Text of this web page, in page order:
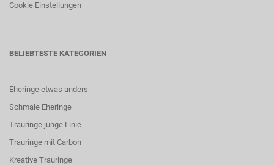
Cookie Einstellungen
BELIEBTESTE KATEGORIEN
Eheringe etwas anders
Schmale Eheringe
Trauringe junge Linie
Trauringe mit Carbon
Kreative Trauringe